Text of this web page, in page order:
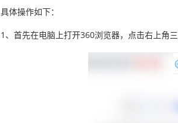
具体操作如下：
1、首先在电脑上打开360浏览器，点击右上角